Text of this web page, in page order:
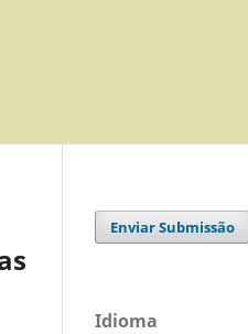
Enviar Submissão
Idioma